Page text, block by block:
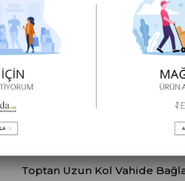
Erkek Giyim
Kadın Giyim Sonbahar / Kış Toptan
Toptan Uzun Kol Vahide